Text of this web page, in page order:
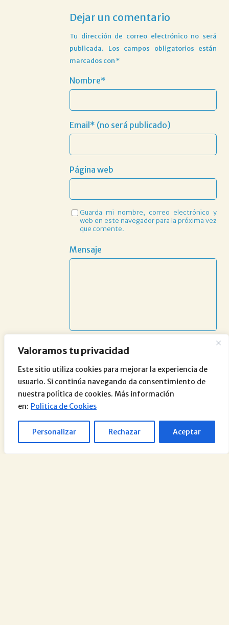
Valoramos tu privacidad
Este sitio utiliza cookies para mejorar la experiencia de
usuario. Si continúa navegando da consentimiento de
nuestra política de cookies. Más información
en: Politica de Cookies
Personalizar Rechazar Aceptar
Dejar un comentario
Tu dirección de correo electrónico no será
publicada.
Los campos obligatorios están
marcados con*
Nombre*
Email* (no será publicado)
Página web
Guarda mi nombre, correo electrónico y
web en este navegador para la próxima vez
que comente.
Mensaje